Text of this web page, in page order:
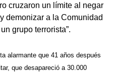
cruzaron un límite al negar
demonizar a la Comunidad
grupo terrorista”.
alarmante que 41 años después
que desapareció a 30.000